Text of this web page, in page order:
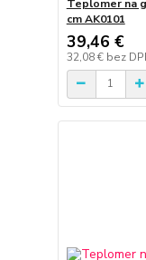
Teplomer na
cm AK0101
39,46 €
32,08 € bez